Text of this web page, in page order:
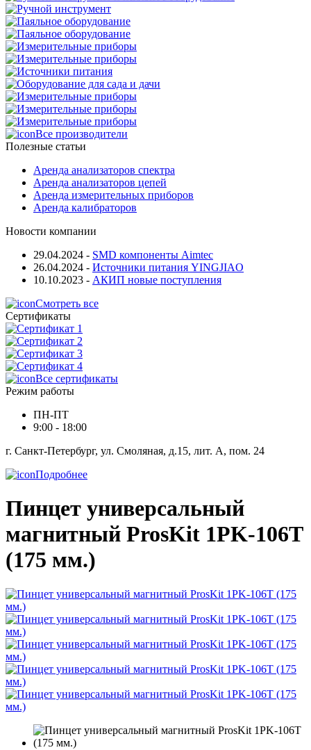
Все производители
Полезные статьи
Аренда анализаторов спектра
Аренда анализаторов цепей
Аренда измерительных приборов
Аренда калибраторов
Новости компании
29.04.2024 - SMD компоненты Aimtec
26.04.2024 - Источники питания YINGJIAO
10.10.2023 - АКИП новые поступления
Смотреть все
Сертификаты
Все сертификаты
Режим работы
ПН-ПТ
9:00 - 18:00
г. Санкт-Петербург, ул. Смоляная, д.15, лит. А, пом. 24
Подробнее
Пинцет универсальный
магнитный ProsKit 1PK-106T
(175 мм.)